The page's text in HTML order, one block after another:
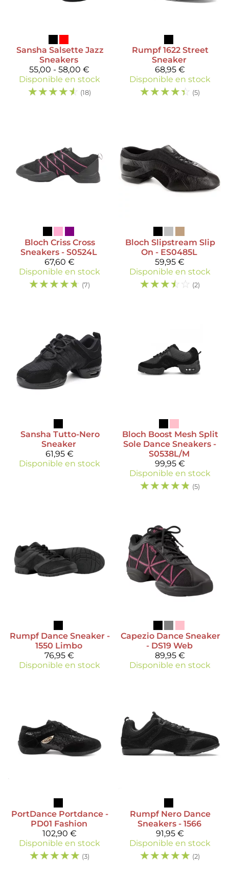
Sansha Salsette Jazz
Sneakers
55,00 - 58,00 €
Disponible en stock
☆☆☆☆☆ (18)
Rumpf 1622 Street
Sneaker
68,95 €
Disponible en stock
☆☆☆☆☆ (5)
Bloch Criss Cross
Sneakers - S0524L
67,60 €
Disponible en stock
☆☆☆☆☆ (7)
Bloch Slipstream Slip
On - ES0485L
59,95 €
Disponible en stock
☆☆☆☆ ☆ (2)
Sansha Tutto-Nero
Sneaker
61,95 €
Disponible en stock
Bloch Boost Mesh Split
Sole Dance Sneakers -
S0538L/M
99,95 €
Disponible en stock
☆☆☆☆☆ (5)
Rumpf Dance Sneaker -
1550 Limbo
76,95 €
Disponible en stock
Capezio Dance Sneaker
- DS19 Web
89,95 €
Disponible en stock
PortDance Portdance -
PD01 Fashion
102,90 €
Disponible en stock
☆☆☆☆☆ (3)
Rumpf Nero Dance
Sneakers - 1566
91,95 €
Disponible en stock
☆☆☆☆☆ (2)